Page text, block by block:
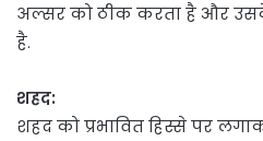
अल्सर को ठीक करता है और
है.
शहद:
शहद को प्रभावित हिस्से पर